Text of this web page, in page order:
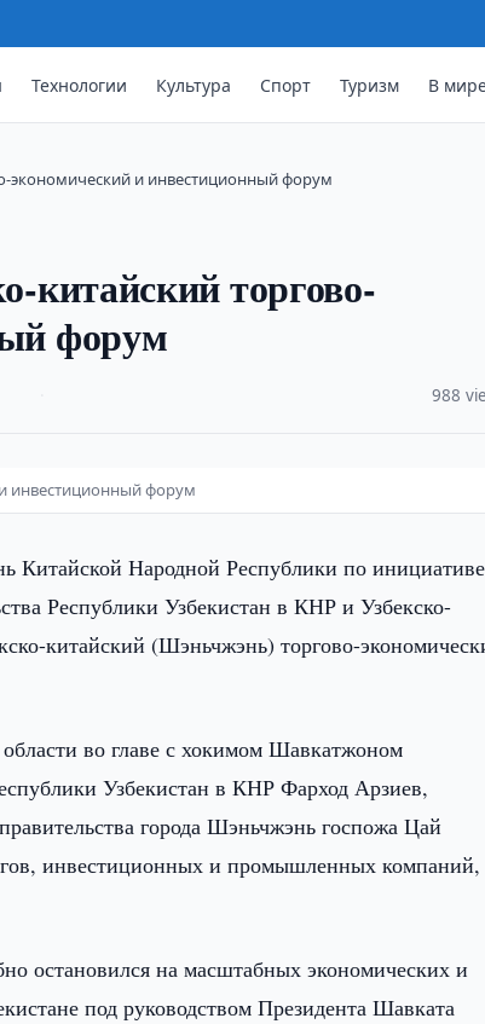
Технологии Культура Спорт Туризм В
экономический и инвестиционный форум
китайский торгово-
форум
988
инвестиционный форум
Китайской Народной Республики по инициативе
Республики Узбекистан в КНР и Узбекско-
китайский (Шэньчжэнь) торгово-
во главе с хокимом Шавкатжоном
Узбекистан в КНР Фарход Арзиев,
города Шэньчжэнь госпожа Цай
инвестиционных и промышленных компаний,
остановился на масштабных экономических и
под руководством Президента Шавката